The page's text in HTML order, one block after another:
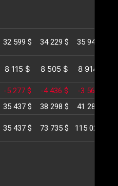
32 599 $ 34 229 $ 35 940 $
8 115 $ 8 505 $ 8 914 $
-5 277 $ -4 436 $ -3 569 $
35 437 $ 38 298 $ 41 286 $
35 437 $ 73 735 $ 115 021 $